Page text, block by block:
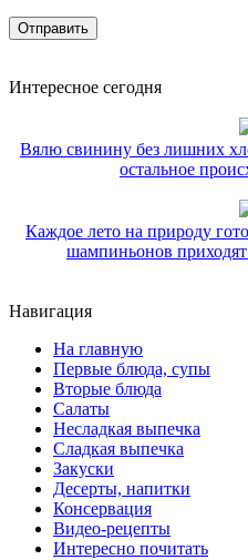
Интересное сегодня
Вялю свинину без лишних
остальное
Каждое лето на природу
шампиньонов
Навигация
На главную
Первые блюда, супы
Вторые блюда
Салаты
Несладкая выпечка
Сладкая выпечка
Закуски
Десерты, напитки
Консервация
Видео-рецепты
Интересно почитать